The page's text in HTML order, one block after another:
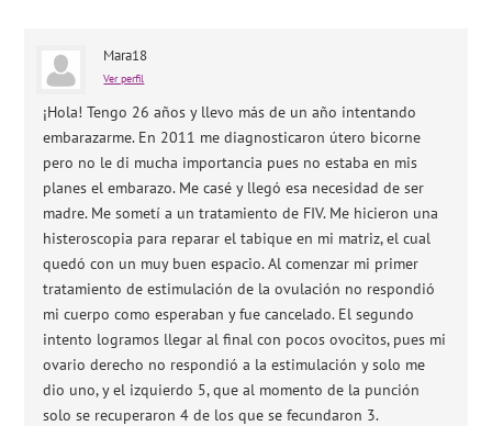
Mara18
Ver perfil
¡Hola! Tengo 26 años y llevo más de un año intentando
embarazarme. En 2011 me diagnosticaron útero bicorne
pero no le di mucha importancia pues no estaba en mis
planes el embarazo. Me casé y llegó esa necesidad de ser
madre. Me sometí a un tratamiento de FIV. Me hicieron una
histeroscopia para reparar el tabique en mi matriz, el cual
quedó con un muy buen espacio. Al comenzar mi primer
tratamiento de estimulación de la ovulación no respondió
mi cuerpo como esperaban y fue cancelado. El segundo
intento logramos llegar al final con pocos ovocitos, pues mi
ovario derecho no respondió a la estimulación y solo me
dio uno, y el izquierdo 5, que al momento de la punción
solo se recuperaron 4 de los que se fecundaron 3.